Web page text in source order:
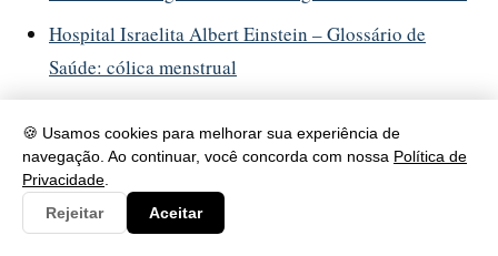
🍪 Usamos cookies para melhorar sua experiência de
navegação. Ao continuar, você concorda com nossa Política de
Privacidade
Rejeitar
Aceitar
Hospital Israelita Albert Einstein – Glossário de
Saúde: cólica menstrual
com os órgãos genitais femininos
Tags: saude cólica menstrual